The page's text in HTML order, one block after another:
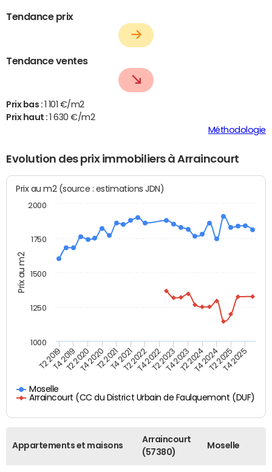
Tendance prix
Tendance ventes
Prix bas :
1 101 €/m2
Prix haut :
1 630 €/m2
Méthodologie
Evolution des prix immobiliers à Arraincourt
Prix au m2
Prix au m2 (source : estimations JDN)
Moselle
Arraincourt (CC du District Urbain de Faulquemont (DUF)
T2 2019T4 2019T2 2020T4 2020T2 2021T4 2021T2 2022T4 2022T2 2023T4 2023T2 2024T4 2024T2 2025T4 2025
1000
1250
1500
1750
2000
Appartements et maisons
Arraincourt
(57380)
Moselle